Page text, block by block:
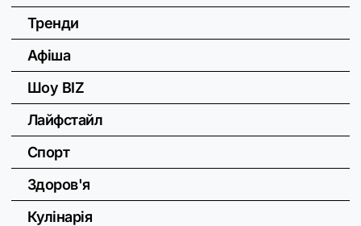
Тренди
Афіша
Шоу BIZ
Лайфстайл
Спорт
Здоров'я
Кулінарія